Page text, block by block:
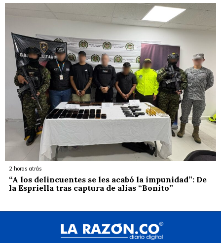
2 horas atrás
“A los delincuentes se les acabó la impunidad”: De
la Espriella tras captura de alias “Bonito”